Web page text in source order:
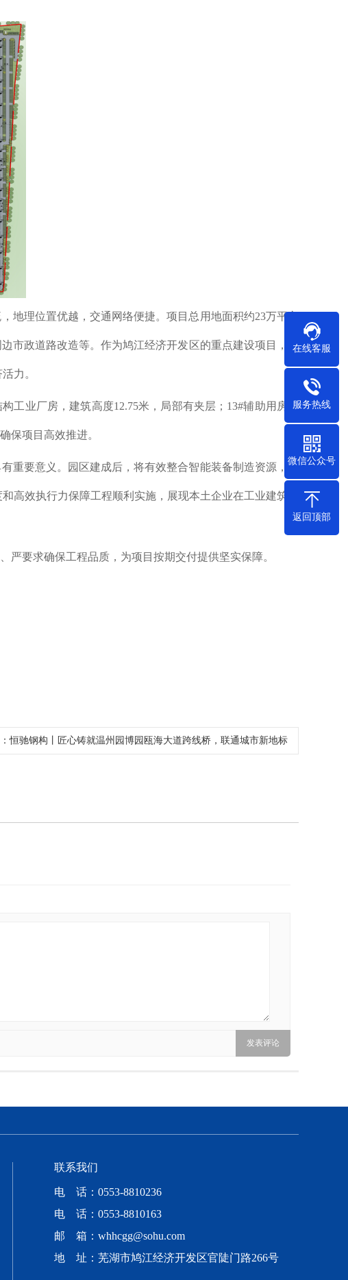
理位置优越，交通网络便捷。项目总用地面积约23万平方
市政道路改造等。作为鸠江经济开发区的重点建设项目，园
力。
工业厂房，建筑高度12.75米，局部有夹层；13#辅助用房建
保项目高效推进。
重要意义。园区建成后，将有效整合智能装备制造资源，推
高效执行力保障工程顺利实施，展现本土企业在工业建筑领
要求确保工程品质，为项目按期交付提供坚实保障。
恒驰钢构丨匠心铸就温州园博园瓯海大道跨线桥，联通城市新地标
联系我们
电 话：0553-8810236
电 话：0553-8810163
邮 箱：whhcgg@sohu.com
地 址：芜湖市鸠江经济开发区官陡门路266号
在线客服
服务热线
微信公众号
返回顶部